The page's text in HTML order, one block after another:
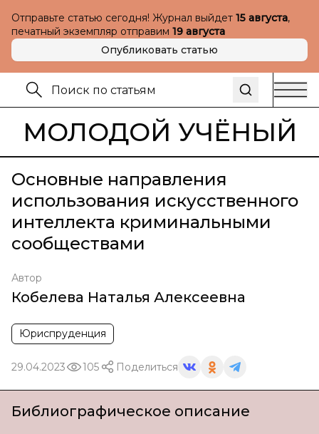
Отправьте статью сегодня! Журнал выйдет 15 августа,
печатный экземпляр отправим 19 августа
Опубликовать статью
МОЛОДОЙ УЧЁНЫЙ
Основные направления
использования искусственного
интеллекта криминальными
сообществами
Автор
Кобелева Наталья Алексеевна
Юриспруденция
29.04.2023 105 Поделиться
Библиографическое описание